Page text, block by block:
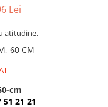
Lei
atitudine.
60 CM
cm
51 21 21